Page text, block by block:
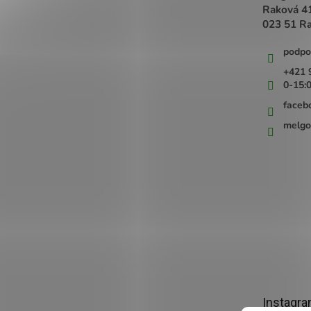
Raková
023 51
+421
0-